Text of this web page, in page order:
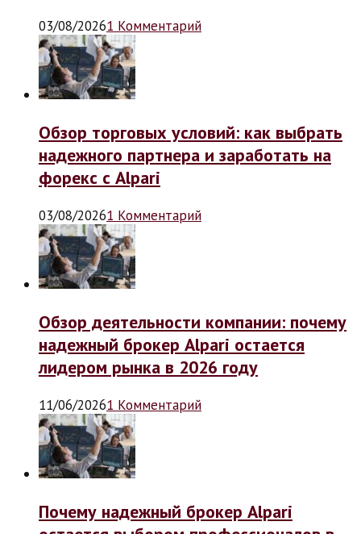
03/08/20261 Комментарий
Обзор торговых условий: как выбрать
надежного партнера и заработать на
форекс с Alpari
03/08/20261 Комментарий
Обзор деятельности компании: почему
надежный брокер Alpari остается
лидером рынка в 2026 году
11/06/20261 Комментарий
Почему надежный брокер Alpari